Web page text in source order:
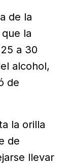
de la
la
a 30
alcohol,
de
la orilla
de
llevar